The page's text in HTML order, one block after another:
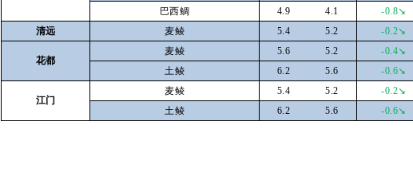
巴西鲷
4.9 4.1 -0.8↘
清远
麦鲮 5.4 5.2 -0.2↘
花都
麦鲮 5.6 5.2 -0.4↘
土鲮
6.2 5.6 -0.6↘
江门
麦鲮 5.4 5.2 -0.2↘
土鲮
6.2 5.6 -0.6↘